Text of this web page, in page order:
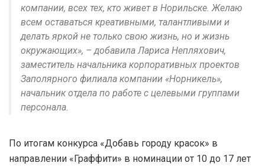
компании, всех тех, кто живет в Норильске. Желаю
всем оставаться креативными, талантливыми и
делать яркой не только свою жизнь, но и жизнь
окружающих», – добавила Лариса Непляхович,
заместитель начальника корпоративных проектов
Заполярного филиала компании «Норникель»,
начальник отдела по работе с целевыми группами
персонала.
По итогам конкурса «Добавь городу красок» в
направлении «Граффити» в номинации от 10 до 17 лет